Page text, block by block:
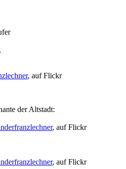
, auf Flickr
der Altstadt:
, auf Flickr
, auf Flickr